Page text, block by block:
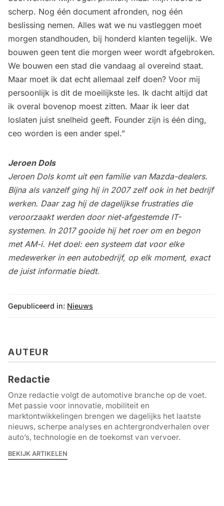
scherp. Nog één document afronden, nog één
beslissing nemen. Alles wat we nu vastleggen moet
morgen standhouden, bij honderd klanten tegelijk. We
bouwen geen tent die morgen weer wordt afgebroken.
We bouwen een stad die vandaag al overeind staat.
Maar moet ik dat echt allemaal zelf doen? Voor mij
persoonlijk is dit de moeilijkste les. Ik dacht altijd dat
ik overal bovenop moest zitten. Maar ik leer dat
loslaten juist snelheid geeft. Founder zijn is één ding,
ceo worden is een ander spel.”
Jeroen Dols
Jeroen Dols komt uit een familie van Mazda-dealers.
Bijna als vanzelf ging hij in 2007 zelf ook in het bedrijf
werken. Daar zag hij de dagelijkse frustraties die
veroorzaakt werden door niet-afgestemde IT-
systemen. In 2017 gooide hij het roer om en begon
met AM-i. Het doel: een systeem dat voor elke
medewerker in een autobedrijf, op elk moment, exact
de juist informatie biedt.
Gepubliceerd in: Nieuws
AUTEUR
Redactie
Onze redactie volgt de automotive branche op de voet.
Met passie voor innovatie, mobiliteit en
marktontwikkelingen brengen we dagelijks het laatste
nieuws, scherpe analyses en achtergrondverhalen over
auto’s, technologie en de toekomst van vervoer.
BEKIJK ARTIKELEN